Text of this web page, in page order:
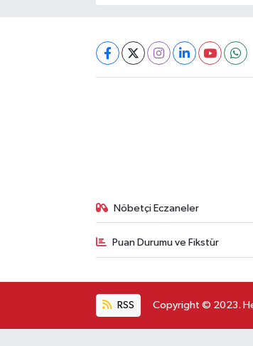
Nöbetçi Eczaneler
Puan Durumu ve Fikstür
RSS Copyright © 2023. Her